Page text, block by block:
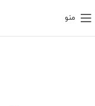
منو